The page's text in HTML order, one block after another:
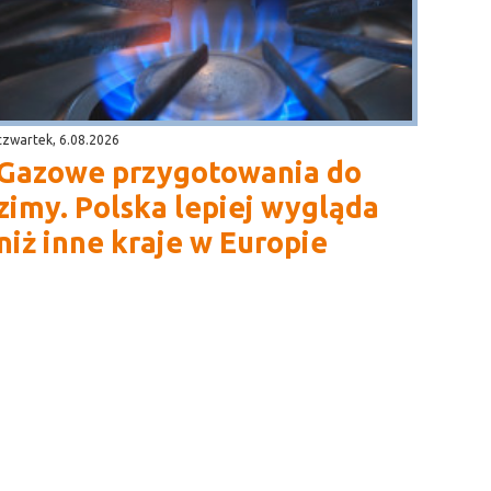
6.08.2026
przygotowania do
Polska lepiej wygląda
inne kraje w Europie